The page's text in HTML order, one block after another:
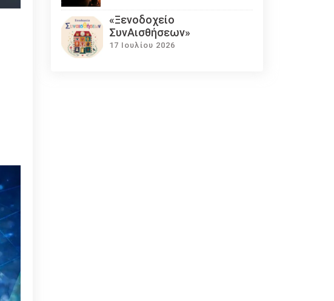
«Ξενοδοχείο
ΣυνΑισθήσεων»
17 Ιουλίου 2026